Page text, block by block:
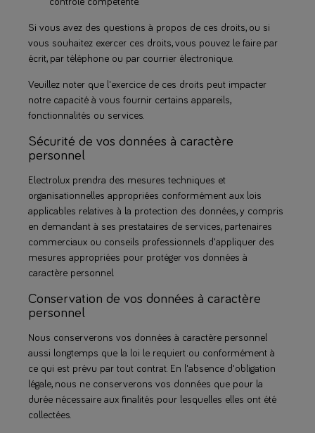
Si vous avez des questions à propos de ces droits, ou si
vous souhaitez exercer ces droits, vous pouvez le faire par
écrit, par téléphone ou par courrier électronique.
Veuillez noter que l'exercice de ces droits peut impacter
notre capacité à vous fournir certains appareils,
fonctionnalités ou services.
Sécurité de vos données à caractère
personnel
Electrolux prendra des mesures techniques et
organisationnelles appropriées conformément aux lois
applicables relatives à la protection des données, y compris
en demandant à ses prestataires de services, partenaires
commerciaux ou conseils professionnels d'appliquer des
mesures appropriées pour protéger vos données à
caractère personnel.
Conservation de vos données à caractère
personnel
Nous conserverons vos données à caractère personnel
aussi longtemps que la loi le requiert ou conformément à
ce qui est prévu par tout contrat. En l'absence d'obligation
légale, nous ne conserverons vos données que pour la
durée nécessaire aux finalités pour lesquelles elles ont été
collectées.